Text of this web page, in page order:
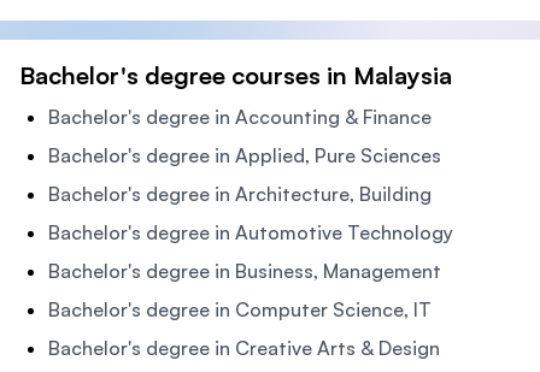
Bachelor's degree courses in Malaysia
Bachelor's degree in Accounting & Finance
Bachelor's degree in Applied, Pure Sciences
Bachelor's degree in Architecture, Building
Bachelor's degree in Automotive Technology
Bachelor's degree in Business, Management
Bachelor's degree in Computer Science, IT
Bachelor's degree in Creative Arts & Design